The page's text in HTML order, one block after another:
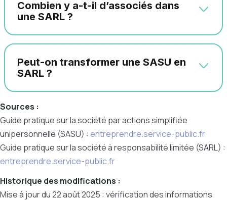
Combien y a-t-il d’associés dans
une SARL ?
Peut-on transformer une SASU en
SARL ?
Sources :
Guide pratique sur la société par actions simplifiée
unipersonnelle (SASU) : entreprendre.service-public.fr
Guide pratique sur la société à responsabilité limitée (SARL) :
entreprendre.service-public.fr
Historique des modifications :
Mise à jour du 22 août 2025 : vérification des informations